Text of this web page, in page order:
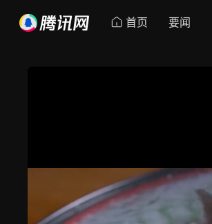
首页 要闻